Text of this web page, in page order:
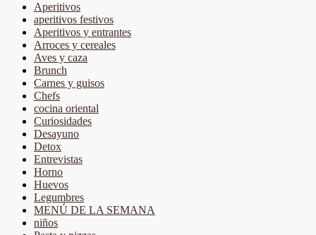
Aperitivos
aperitivos festivos
Aperitivos y entrantes
Arroces y cereales
Aves y caza
Brunch
Carnes y guisos
Chefs
cocina oriental
Curiosidades
Desayuno
Detox
Entrevistas
Horno
Huevos
Legumbres
MENÚ DE LA SEMANA
niños